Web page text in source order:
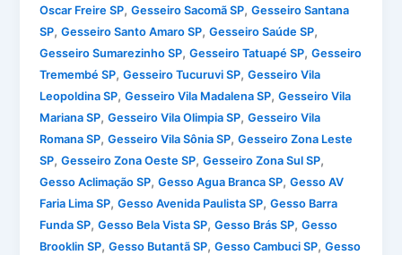
Oscar Freire SP,Gesseiro Sacomã SP,Gesseiro Santana
SP,Gesseiro Santo Amaro SP,Gesseiro Saúde SP,
Gesseiro Sumarezinho SP,Gesseiro Tatuapé SP,Gesseiro
Tremembé SP,Gesseiro Tucuruvi SP,Gesseiro Vila
Leopoldina SP,Gesseiro Vila Madalena SP,Gesseiro Vila
Mariana SP,Gesseiro Vila Olimpia SP,Gesseiro Vila
Romana SP,Gesseiro Vila Sônia SP,Gesseiro Zona Leste
SP,Gesseiro Zona Oeste SP,Gesseiro Zona Sul SP,
Gesso Aclimação SP,Gesso Agua Branca SP,Gesso AV
Faria Lima SP,Gesso Avenida Paulista SP,Gesso Barra
Funda SP,Gesso Bela Vista SP,Gesso Brás SP,Gesso
Brooklin SP,Gesso Butantã SP,Gesso Cambuci SP,Gesso